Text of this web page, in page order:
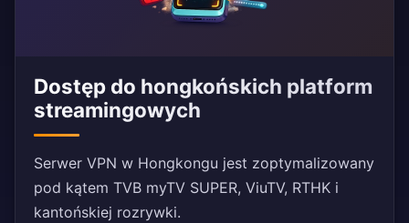
Dostęp do hongkońskich platform
streamingowych
Serwer VPN w Hongkongu jest zoptymalizowany
pod kątem TVB myTV SUPER, ViuTV, RTHK i
kantońskiej rozrywki.